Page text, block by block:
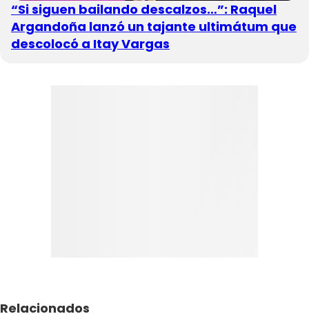
“Si siguen bailando descalzos…”: Raquel
Argandoña lanzó un tajante ultimátum que
descolocó a Itay Vargas
Relacionados